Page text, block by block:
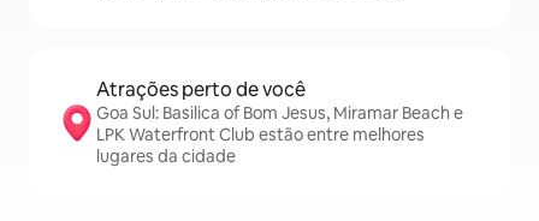
Atrações perto de você
Goa Sul: Basilica of Bom Jesus, Miramar Beach e
LPK Waterfront Club estão entre melhores
lugares da cidade